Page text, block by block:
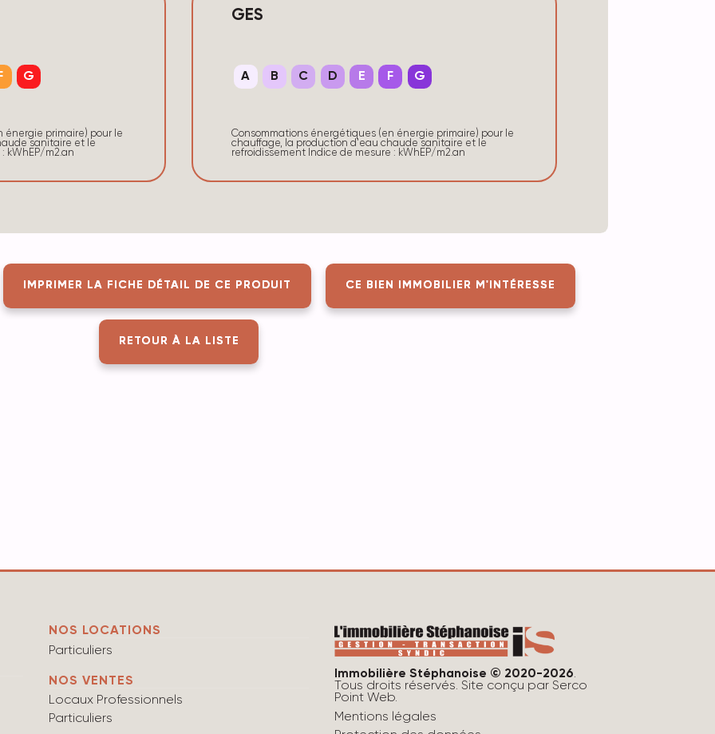
G
énergie primaire) pour le
sanitaire et le
kWhEP/m2.an
GES
A B C D E F G
Consommations énergétiques (en énergie primaire) pour le
chauffage, la production d'eau chaude sanitaire et le
refroidissement Indice de mesure : kWhEP/m2.an
IMPRIMER LA FICHE DÉTAIL DE CE PRODUIT CE BIEN IMMOBILIER M'INTÉRESSE
RETOUR À LA LISTE
NOS LOCATIONS
Particuliers
NOS VENTES
Locaux Professionnels
Particuliers
Immobilière Stéphanoise © 2020-2026.
Tous droits réservés. Site conçu parSerco
Point Web.
Mentions légales